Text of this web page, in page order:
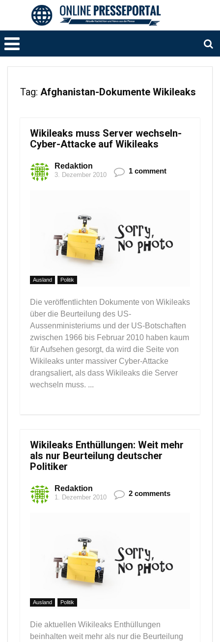
Tag: Afghanistan-Dokumente Wikileaks
Wikileaks muss Server wechseln-
Cyber-Attacke auf Wikileaks
Redaktion
3. Dezember 2010 1 comment
Ausland Politik
Die veröffentlichten Dokumente von Wikileaks
über die Beurteilung des US-
Aussenministeriums und der US-Botschaften
zwischen 1966 bis Februar 2010 haben kaum
für Aufsehen gesorgt, da wird die Seite von
Wikileaks unter massiver Cyber-Attacke
drangsaliert, als dass Wikileaks die Server
wechseln muss. ...
Wikileaks Enthüllungen: Weit mehr
als nur Beurteilung deutscher
Politiker
Redaktion
1. Dezember 2010 2 comments
Ausland Politik
Die aktuellen Wikileaks Enthüllungen
beinhalten weit mehr als nur die Beurteilung